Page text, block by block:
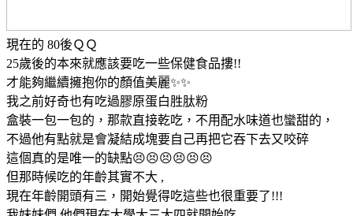
現在的 80後ＱＱ
25歲後的本來就應該要吃一些保健食品摟!!
才能夠繼續擁抱你的顏值美麗✨✨
我之前好奇也有吃過膠原蛋白胜肽粉
盒裝一包一包的，那款直接乾吃，不用配水味道也蠻甜的，
不過他有點就是會凝結成塊要自己再把它吞下去又咬碎
這個真的是唯一的缺點😣😣😣😣😣😣
但那時候吃的年齡其實不大 ,
現在年齡開頭有三，開始覺得吃這些也很重要了!!!